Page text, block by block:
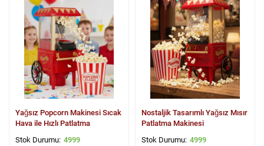
Yağsız Popcorn Makinesi Sıcak
Hava ile Hızlı Patlatma
4999
Nostaljik Tasarımlı Yağsız Mısır
Patlatma Makinesi
4999